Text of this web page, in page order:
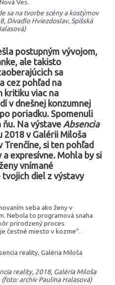
sa na tvorbe scény a kostýmov
Divadlo Hviezdoslav, Spišská
postupným vývojom,
ale takisto
sa
cez pohľad na
kritiku viac na
v dnešnej konzumnej
poriadku. Spomenuli
ňu. Na výstave Absencia
2018 v Galérii Miloša
si ten pohľad
expresívne. Mohla by si
vnímané
diel z výstavy
seba ako ženy v
Nebola to programová snaha
prirodzený proces
čestné miesto v kozme“.
reality, 2018, Galéria Miloša
archív Paulína Halasová)